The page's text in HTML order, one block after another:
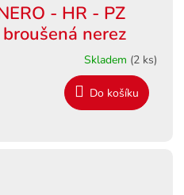
- HR - PZ
nerez
Skladem (2 ks)
Do košíku